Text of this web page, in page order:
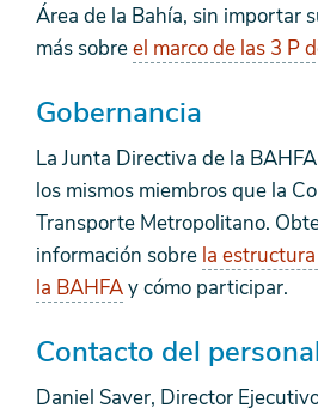
Área de la Bahía, sin importar
más sobreel marco de las 3 P
Gobernancia
La Junta Directiva de la
los mismos miembros que la
Transporte Metropolitano.
información sobre la
la BAHFAy cómo participar.
Contacto del
Daniel Saver, Director